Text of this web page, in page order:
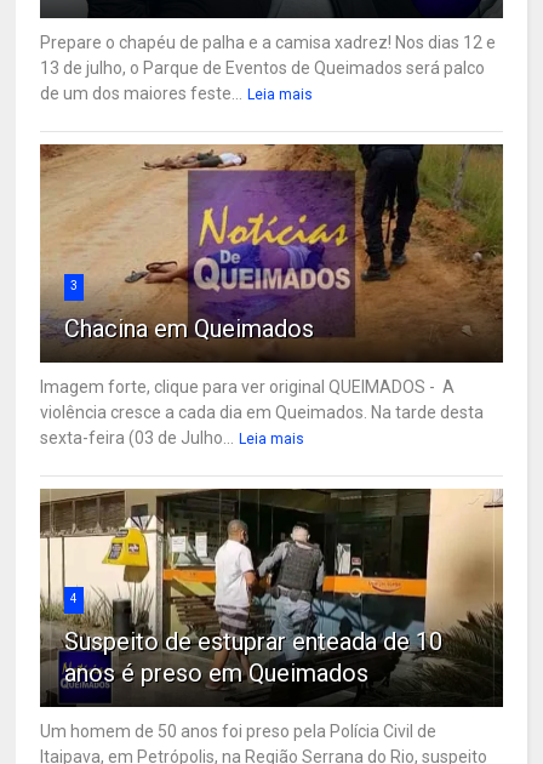
Prepare o chapéu de palha e a camisa xadrez! Nos dias 12 e
13 de julho, o Parque de Eventos de Queimados será palco
de um dos maiores feste...
Leia mais
3
Chacina em Queimados
Imagem forte, clique para ver original QUEIMADOS - A
violência cresce a cada dia em Queimados. Na tarde desta
sexta-feira (03 de Julho...
Leia mais
4
Suspeito de estuprar enteada de 10
anos é preso em Queimados
Um homem de 50 anos foi preso pela Polícia Civil de
Itaipava, em Petrópolis, na Região Serrana do Rio, suspeito